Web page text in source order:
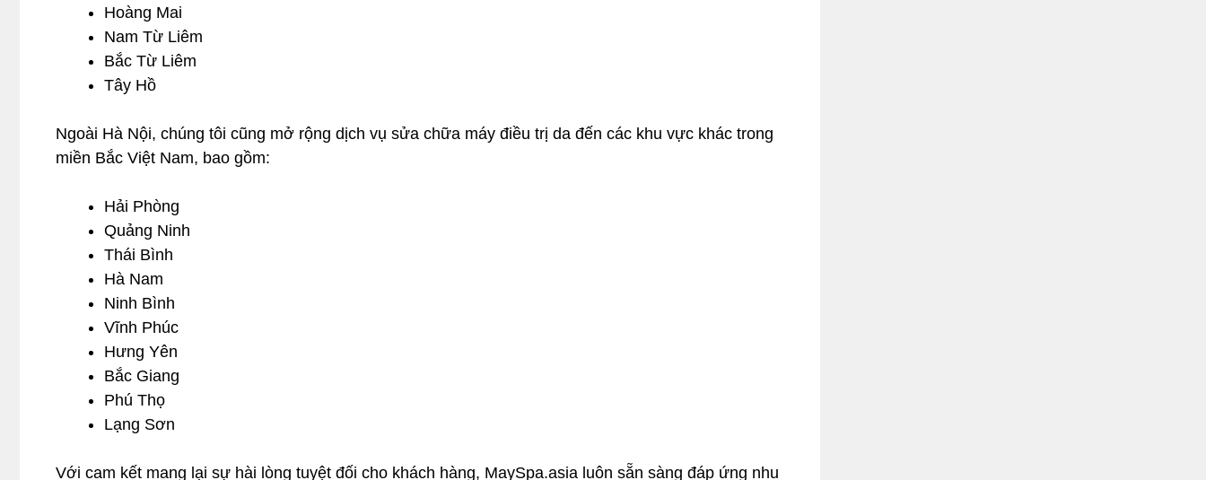
Hoàng Mai
Nam Từ Liêm
Bắc Từ Liêm
Tây Hồ
Ngoài Hà Nội, chúng tôi cũng mở rộng dịch vụ sửa chữa máy điều trị da đến các khu vực khác trong
miền Bắc Việt Nam, bao gồm:
Hải Phòng
Quảng Ninh
Thái Bình
Hà Nam
Ninh Bình
Vĩnh Phúc
Hưng Yên
Bắc Giang
Phú Thọ
Lạng Sơn
Với cam kết mang lại sự hài lòng tuyệt đối cho khách hàng, MaySpa.asia luôn sẵn sàng đáp ứng nhu